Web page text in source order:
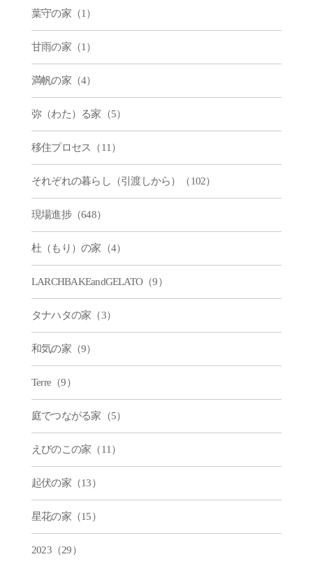
葉守の家（1）
甘雨の家（1）
満帆の家（4）
弥（わた）る家（5）
移住プロセス（11）
それぞれの暮らし（引渡しから）（102）
現場進捗（648）
杜（もり）の家（4）
LARCHBAKEandGELATO（9）
タナハタの家（3）
和気の家（9）
Terre（9）
庭でつながる家（5）
えびのこの家（11）
起伏の家（13）
星花の家（15）
2023（29）